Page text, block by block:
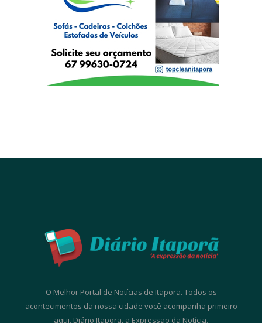
O Melhor Portal de Notícias de Itaporã. Todos os
acontecimentos da nossa cidade você acompanha primeiro
aqui. Diário Itaporã, a Expressão da Notícia.